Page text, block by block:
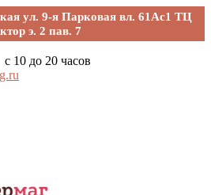
ул. 9-я Парковая вл. 61Ас1 ТЦ
э. 2 пав. 7
с 10 до 20 часов